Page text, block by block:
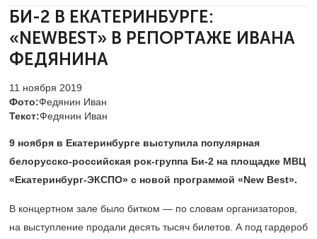
БИ-2 В ЕКАТЕРИНБУРГЕ:
«NEWBEST» В РЕПОРТАЖЕ ИВАНА
ФЕДЯНИНА
11 ноября 2019
Фото:Федянин Иван
Текст:Федянин Иван
9 ноября в Екатеринбурге выступила популярная
белорусско-российская рок-группа Би-2 на площадке МВЦ
«Екатеринбург-ЭКСПО» с новой программой «New Best».
В концертном зале было битком — по словам организаторов,
на выступление продали десять тысяч билетов. А под гардероб